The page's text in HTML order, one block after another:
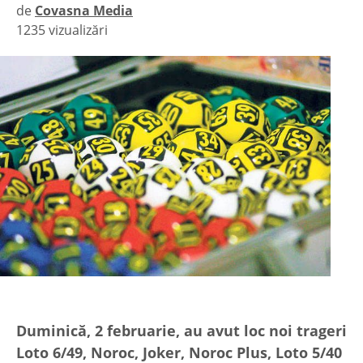
de Covasna Media
|
1235 vizualizări
Duminică, 2 februarie, au avut loc noi trageri
Loto 6/49, Noroc, Joker, Noroc Plus, Loto 5/40